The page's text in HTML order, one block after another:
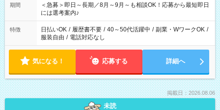
スタッフ スイーツ販売/ホテルフロント/化粧品販売/など 様々な
業界から入社して活躍されています♪
期間
＜急募＞即日～長期／8月～9月～も相談OK！応募から最短即日
には選考案内♪
特徴 日払いOK / 履歴書不要 / 40～50代活躍中 / 副業・WワークOK /
服装自由 / 電話対応なし
気になる！ 応募する 詳細へ
掲載日：2026.08.06
未読